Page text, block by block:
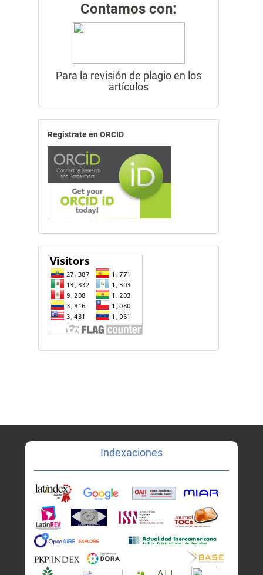
Contamos con:
Para la revisión de plagio en los
artículos
Registrate en ORCID
Indexaciones